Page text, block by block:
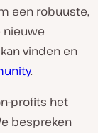
een robuuste,
nieuwe
vinden en
.
profits het
bespreken